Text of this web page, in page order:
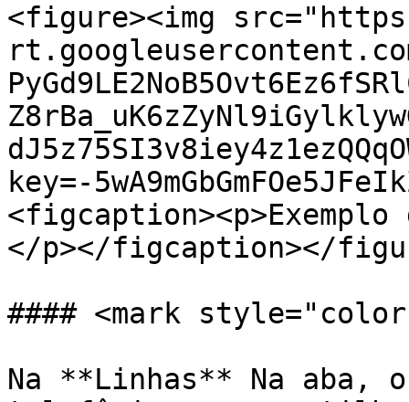
<figure><img
key=-
</p></figcaption></
#### <mark
Na **Linhas** Na aba,